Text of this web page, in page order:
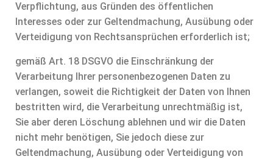
Verpflichtung, aus Gründen des öffentlichen
Interesses oder zur Geltendmachung, Ausübung oder
Verteidigung von Rechtsansprüchen erforderlich ist;
gemäß Art. 18 DSGVO die Einschränkung der
Verarbeitung Ihrer personenbezogenen Daten zu
verlangen, soweit die Richtigkeit der Daten von Ihnen
bestritten wird, die Verarbeitung unrechtmäßig ist,
Sie aber deren Löschung ablehnen und wir die Daten
nicht mehr benötigen, Sie jedoch diese zur
Geltendmachung, Ausübung oder Verteidigung von